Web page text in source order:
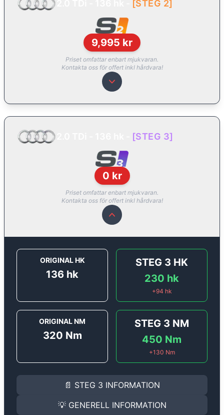
[STEG 2]
9,995 kr
Priset omfattar enbart mjukvaran.
Kontakta oss för offert inkl hårdvara!
[STEG 3]
0 kr
Priset omfattar enbart mjukvaran.
Kontakta oss för offert inkl hårdvara!
ORIGINAL HK
136 hk
STEG 3 HK
230 hk
+94 hk
ORIGINAL NM
320 Nm
STEG 3 NM
450 Nm
+130 Nm
📄 STEG 3 INFORMATION
INFORMATION
STEG 3 (+specifik hårdvara) - 230 hk & 450 Nm
motoroptimering med avancerad hårdvara för
💡 GENERELL INFORMATION